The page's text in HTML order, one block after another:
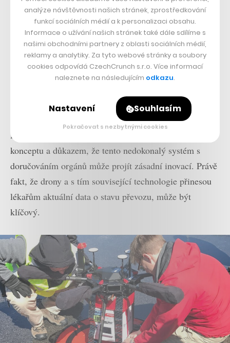
změny za 15 let. Své aplikace
přebarví na bílo a
upřednostní komunity
Další výhodou dronu je tak dobrý přehled o stavu cesty
a spolehlivý odhad času doručení. To klasický systém
sledovat v reálném čase, je to jako Uber pro orgány,“
Joseph R. Scalea pro deníkThe New York Times
Podle něj je první testovací let důležitým ověřením
konceptu a důkazem, že tento nedokonalý systém s
doručováním orgánů může projít zásadní inovací. Právě
fakt, že drony a s tím související technologie přinesou
lékařům aktuální data o stavu převozu, může být
klíčový.
analýze návštěvnosti našich stránek, zprostředkování
funkcí sociálních médií a k personalizaci obsahu.
Informace o užívání našich stránek také dále sdílíme s
našimi obchodními partnery z oblasti sociálních médií,
reklamy a analytiky. Za tyto webové stránky a soubory
cookies odpovídá CzechCrunch s.r.o. Více informací
naleznete na následujícím odkazu.
Nastavení Souhlasím
Pokračovat s nezbytnými cookies